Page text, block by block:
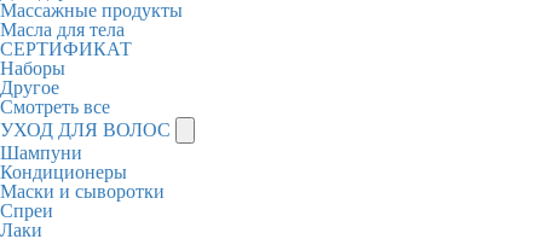
Массажные продукты
Масла для тела
СЕРТИФИКАТ
Наборы
Другое
Смотреть все
УХОД ДЛЯ ВОЛОС
Шампуни
Кондиционеры
Маски и сыворотки
Спреи
Лаки